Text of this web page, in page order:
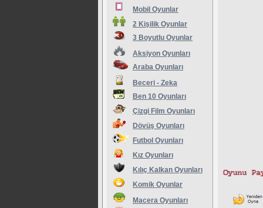
Mobil Oyunlar
2 Kişilik Oyunlar
3 Boyutlu Oyunlar
Aksiyon Oyunları
Araba Oyunları
Beceri - Zeka
Ben 10 Oyunları
Çizgi Film Oyunları
Dövüş Oyunları
Futbol Oyunları
Kız Oyunları
Kılıç Kalkan Oyunları
Komik Oyunlar
Macera Oyunları